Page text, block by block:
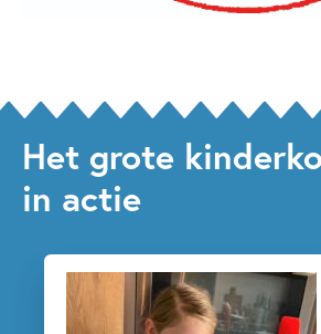
Het grote
in actie